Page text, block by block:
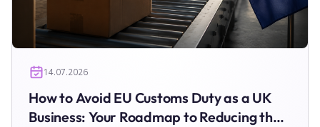
14.07.2026
How to Avoid EU Customs Duty as a UK
Business: Your Roadmap to Reducing the